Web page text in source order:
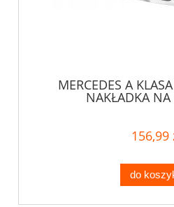
MERCEDES A
NAKŁADKA NA
156,99
do